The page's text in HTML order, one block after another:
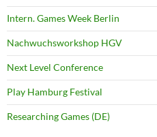
Intern. Games Week Berlin
Nachwuchsworkshop HGV
Next Level Conference
Play Hamburg Festival
Researching Games (DE)